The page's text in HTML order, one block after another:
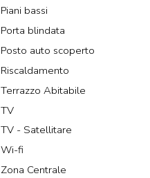
Piani bassi
Porta blindata
Posto auto scoperto
Riscaldamento
Terrazzo Abitabile
TV
TV - Satellitare
Wi-fi
Zona Centrale